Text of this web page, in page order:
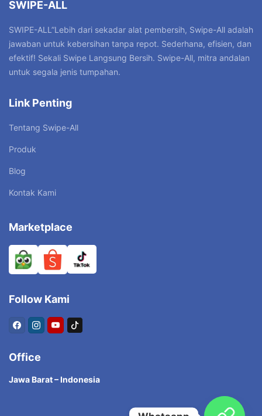
SWIPE-ALL
SWIPE-ALL”Lebih dari sekadar alat pembersih, Swipe-All adalah
jawaban untuk kebersihan tanpa repot. Sederhana, efisien, dan
efektif! Sekali Swipe Langsung Bersih. Swipe-All, mitra andalan
untuk segala jenis tumpahan.
Link Penting
Tentang Swipe-All
Produk
Blog
Kontak Kami
Marketplace
Follow Kami
Office
Jawa Barat – Indonesia